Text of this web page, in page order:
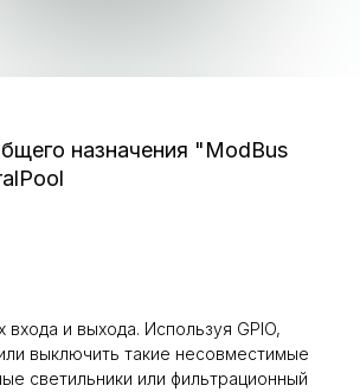
назначения "ModBus
и выхода. Используя GPIO,
выключить такие несовместимые
светильники или фильтрационный